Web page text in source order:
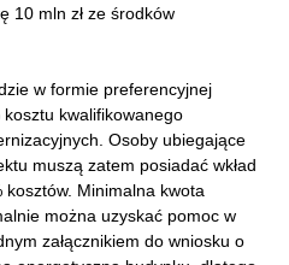
10 mln zł ze środków
w formie preferencyjnej
kwalifikowanego
Osoby ubiegające
muszą zatem posiadać wkład
kosztów. Minimalna kwota
można uzyskać pomoc w
załącznikiem do wniosku o